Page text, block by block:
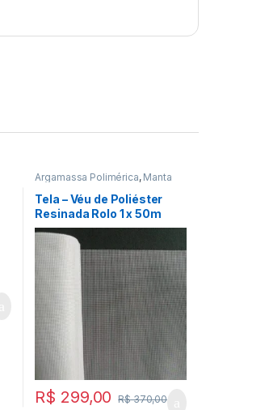
Argamassa Polimérica, Manta
Líquida
Tela – Véu de Poliéster
Resinada Rolo 1 x 50m
R$ 299,00 R$370,00